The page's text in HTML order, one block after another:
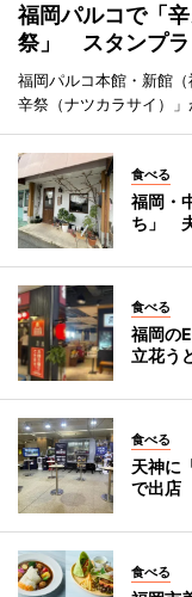
福岡パルコで「
祭」 スタンプラ
福岡パルコ本館・新館
辛祭（ナツカラサイ）」
食べる
福岡・
ち」
食べる
福岡の
立花う
食べる
天神に
で出店
食べる